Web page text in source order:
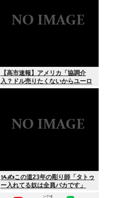
【高市速報】アメリカ「協調介
入？ドル売りたくないからユーロ
売るわ」EU激怒www
ᝰ✍この道23年の彫り師「タトゥ
ー入れてる奴は全員バカです」